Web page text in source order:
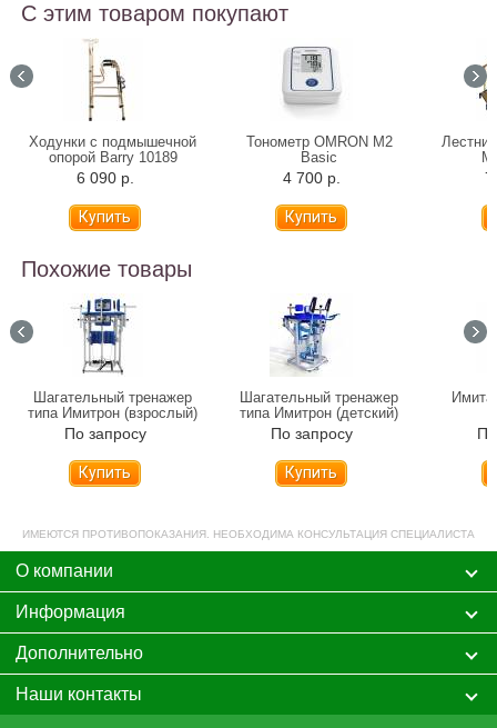
С этим товаром покупают
Ходунки с подмышечной
опорой Barry 10189
6 090 р.
Тонометр OMRON M2
Basic
4 700 р.
Похожие товары
Шагательный тренажер
типа Имитрон (взрослый)
По запросу
Купить
Шагательный тренажер
типа Имитрон (детский)
По запросу
Купить
ИМЕЮТСЯ ПРОТИВОПОКАЗАНИЯ. НЕОБХОДИМА КОНСУЛЬТАЦИЯ СПЕЦИАЛИСТА
О компании
Информация
Дополнительно
Наши контакты